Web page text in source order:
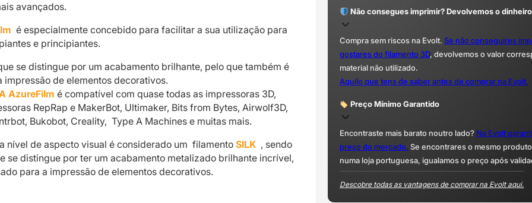
avançados.
é especialmente concebido para facilitar a sua utilização para
e principiantes.
se distingue por um acabamento brilhante, pelo que também é
impressão de elementos decorativos.
AzureFilm é compatível com quase todas as impressoras 3D,
RepRap e MakerBot, Ultimaker, Bits from Bytes, Airwolf3D,
Bukobot, Creality, Type A Machines e muitas mais.
nível de aspecto visual é considerado um filamento SILK , sendo
se distingue por ter um acabamento metalizado brilhante incrível,
para a impressão de elementos decorativos.
Não consegues imprimir? Devolvemos o
Compra sem riscos na Evolt. Se não conseguires
gostares do filamento 3D, devolvemos o valor
material não utilizado.
Aquilo que tens de saber antes de comprar na Evolt.
Preço Mínimo Garantido
Encontraste mais barato noutro lado? Na Evolt
preço do mercado. Se encontrares o mesmo
numa loja portuguesa, igualamos o preço após
Descobre todas as vantagens de comprar na Evolt aqui.